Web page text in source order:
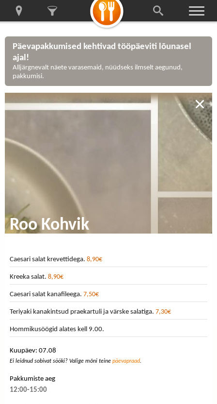
Päevapakkumised kehtivad tööpäeviti lõunasel
ajal!
Alljärgnevalt näete varasemaid, nüüdseks ilmselt aegunud,
pakkumisi.
Roo Kohvik
Caesari salat krevettidega. 8,90€
Kreeka salat. 8,90€
Caesari salat kanafileega. 7,50€
Teriyaki kanakintsud praekartuli ja värske salatiga. 7,30€
Hommikusöögid alates kell 9.00.
Kuupäev: 07.08
Ei leidnud sobivat sööki? Valige mõni teine päevapraad.
Pakkumiste aeg
12:00-15:00